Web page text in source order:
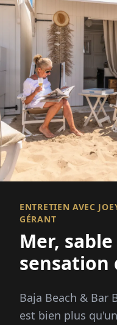
ENTRETIEN AVEC
GÉRANT
Mer,
Baja Beach & Bar
est bien plus